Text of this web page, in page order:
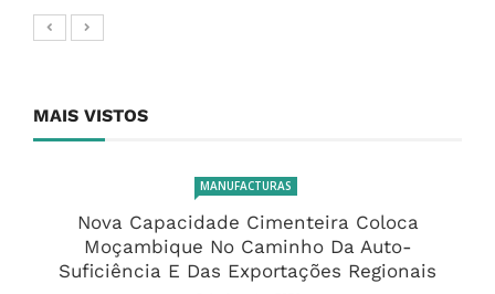
MAIS VISTOS
MANUFACTURAS
Nova Capacidade Cimenteira Coloca
Moçambique No Caminho Da Auto-
Suficiência E Das Exportações Regionais